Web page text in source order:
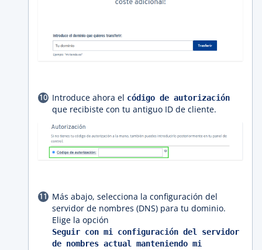
Introduce ahora el código de autorización
que recibiste con tu antiguo ID de cliente.
Más abajo, selecciona la configuración del
servidor de nombres (DNS) para tu dominio.
Elige la opción
Seguir con mi configuración del servidor
de nombres actual manteniendo mi